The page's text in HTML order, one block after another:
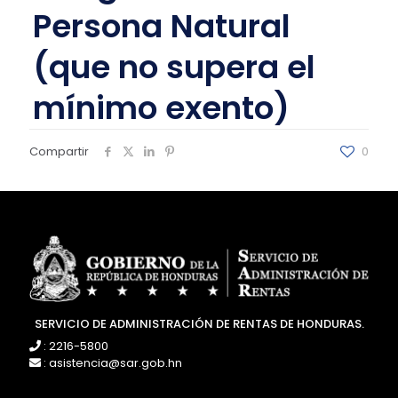
Persona Natural
(que no supera el
mínimo exento)
Compartir 0
SERVICIO DE ADMINISTRACIÓN DE RENTAS DE HONDURAS.
: 2216-5800
: asistencia@sar.gob.hn